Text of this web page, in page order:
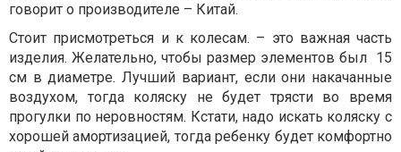
говорит о производителе – Китай.
Стоит присмотреться и к колесам. – это важная часть
изделия. Желательно, чтобы размер элементов был 15
см в диаметре. Лучший вариант, если они накачанные
воздухом, тогда коляску не будет трясти во время
прогулки по неровностям. Кстати, надо искать коляску с
хорошей амортизацией, тогда ребенку будет комфортно